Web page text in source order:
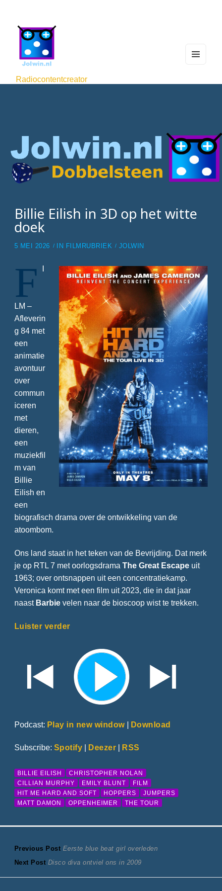
Radiocontentcreator
WIDG
Billie Eilish in 3D op het witte
doek
5 MEI 2026 IN FILMRUBRIEK JOLWIN
F
LM –
Afleverin
g 84 met
een
animatie
avontuur
over
commun
iceren
met
dieren,
een
muziekfil
m van
Billie
Eilish en
een
biografisch drama over de ontwikkeling van de
atoombom.
Ons land staat in het teken van de Bevrijding. Dat merk
je op RTL 7 met oorlogsdrama The Great Escape uit
1963; over ontsnappen uit een concentratiekamp.
Veronica komt met een film uit 2023, die in dat jaar
naast Barbievelen naar de bioscoop wist te trekken.
Luister verder
Podcast: Play in new window| Download
Subscribe: Spotify Deezer RSS
BILLIE EILISH
CHRISTOPHER NOLAN
CILLIAN MURPHY
EMILY BLUNT
FILM
HIT ME HARD AND SOFT
HOPPERS
JUMPERS
MATT DAMON
OPPENHEIMER THE TOUR
Bericht
Previous Post Previous
post:
Eerste blue beat girl overleden
Next Post Next
post:
Disco diva ontviel ons in 2009